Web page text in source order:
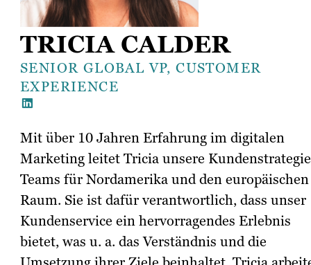
TRICIA CALDER
SENIOR GLOBAL VP, CUSTOMER
EXPERIENCE
Mit über 10 Jahren Erfahrung im digitalen
Marketing leitet Tricia unsere
Teams für Nordamerika und den europäischen
Raum. Sie ist dafür verantwortlich, dass unser
Kundenservice ein hervorragendes Erlebnis
bietet, was u. a. das Verständnis und die